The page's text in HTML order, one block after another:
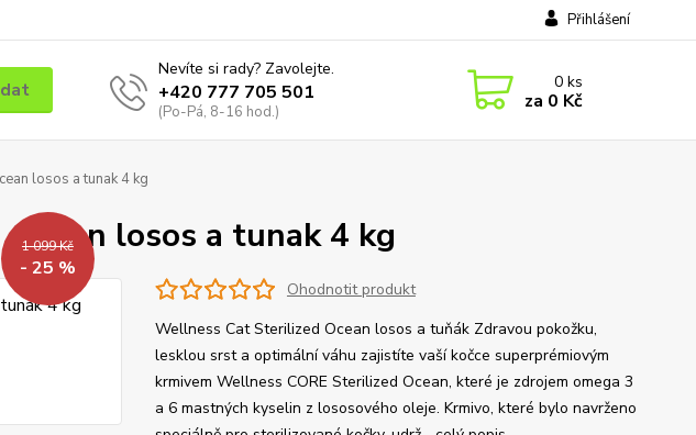
Přihlášení
Nevíte si rady? Zavolejte.
+420 777 705 501
(Po-Pá, 8-16 hod.)
0ks
za 0 Kč
losos a tunak 4 kg
losos a tunak 4 kg
1 099 Kč
- 25 %
Ohodnotit produkt
Wellness Cat Sterilized Ocean losos a tuňák Zdravou pokožku,
lesklou srst a optimální váhu zajistíte vaší kočce superprémiovým
krmivem Wellness CORE Sterilized Ocean, které je zdrojem omega 3
a 6 mastných kyselin z lososového oleje. Krmivo, které bylo navrženo